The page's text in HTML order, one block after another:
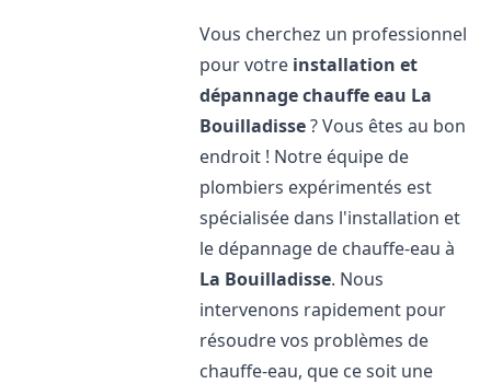
Vous cherchez un professionnel
pour votre installation et
dépannage chauffe eau La
Bouilladisse? Vous êtes au bon
endroit ! Notre équipe de
plombiers expérimentés est
spécialisée dans l'installation et
le dépannage de chauffe-eau à
La Bouilladisse. Nous
intervenons rapidement pour
résoudre vos problèmes de
chauffe-eau, que ce soit une